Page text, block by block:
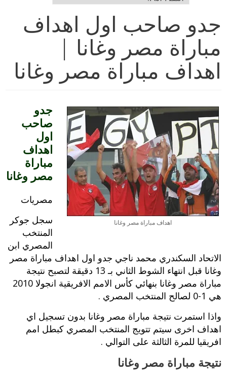
جدو صاحب اول اهداف
مباراة مصر وغانا |
اهداف مباراة مصر وغانا
اهداف مباراة مصر وغانا
جدو
صاحب
اول
اهداف
مباراة
مصر وغانا
مصريات
سجل جوكر
المنتخب
المصري ابن
الاتحاد السكندري محمد ناجي جدو اول اهداف مباراة مصر
وغانا قبل انتهاء الشوط الثاني بـ 13 دقيقة لتصبح نتيجة
مباراة مصر وغانا بنهائي كأس الامم الافريقية انجولا 2010
هي 1-0 لصالح المنتخب المصري .
واذا استمرت نتيجة مباراة مصر وغانا بدون تسجيل اي
اهداف اخرى سيتم تتويج المنتخب المصري كبطل امم
افريقيا للمرة الثالثة على التوالي .
نتيجة مباراة مصر وغانا